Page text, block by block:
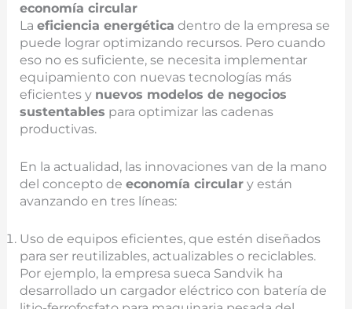
economía circular
La eficiencia energética dentro de la empresa se
puede lograr optimizando recursos. Pero cuando
eso no es suficiente, se necesita implementar
equipamiento con nuevas tecnologías más
eficientes y nuevos modelos de negocios
sustentables para optimizar las cadenas
productivas.
En la actualidad, las innovaciones van de la mano
del concepto de economía circulary están
avanzando en tres líneas:
Uso de equipos eficientes, que estén diseñados
para ser reutilizables, actualizables o reciclables.
Por ejemplo, la empresa sueca Sandvik ha
desarrollado un cargador eléctrico con batería de